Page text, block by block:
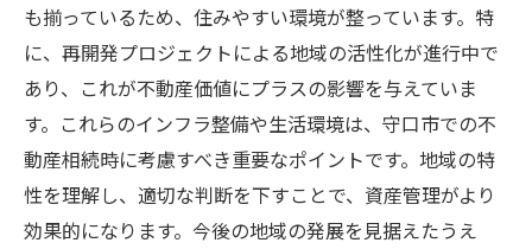
も揃っているため、住みやすい環境が整っています。特
に、再開発プロジェクトによる地域の活性化が進行中で
あり、これが不動産価値にプラスの影響を与えていま
す。これらのインフラ整備や生活環境は、守口市での不
動産相続時に考慮すべき重要なポイントです。地域の特
性を理解し、適切な判断を下すことで、資産管理がより
効果的になります。今後の地域の発展を見据えたうえ